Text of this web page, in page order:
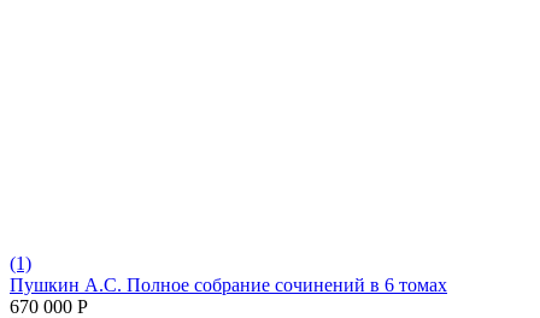
(1)
Пушкин А.С. Полное собрание сочинений в 6 томах
670 000 Р